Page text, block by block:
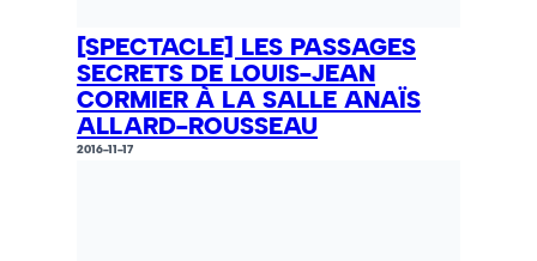
[SPECTACLE] LES PASSAGES
SECRETS DE LOUIS-JEAN
CORMIER À LA SALLE ANAÏS
ALLARD-ROUSSEAU
2016-11-17